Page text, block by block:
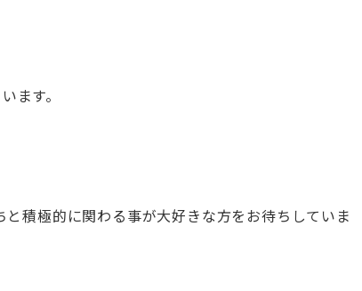
ます。
積極的に関わる事が大好きな方をお待ちしていま